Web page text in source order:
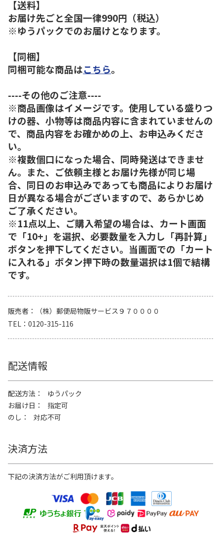
【送料】
お届け先ごと全国一律990円（税込）
※ゆうパックでのお届けとなります。
【同梱】
同梱可能な商品はこちら。
----その他のご注意----
※商品画像はイメージです。使用している盛りつ
けの器、小物等は商品内容に含まれていませんの
で、商品内容をお確かめの上、お申込みくださ
い。
※複数個口になった場合、同時発送はできませ
ん。また、ご依頼主様とお届け先様が同じ場
合、同日のお申込みであっても商品によりお届け
日が異なる場合がございますので、あらかじめ
ご了承ください。
※11点以上、ご購入希望の場合は、カート画面
で「10+」を選択、必要数量を入力し「再計算」
ボタンを押下してください。当画面での「カート
に入れる」ボタン押下時の数量選択は1個で結構
です。
販売者
（株）郵便局物販サービス９７００００
TEL
0120-315-116
配送情報
配送方法
ゆうパック
お届け日
指定可
のし
対応不可
決済方法
下記の決済方法がご利用頂けます。